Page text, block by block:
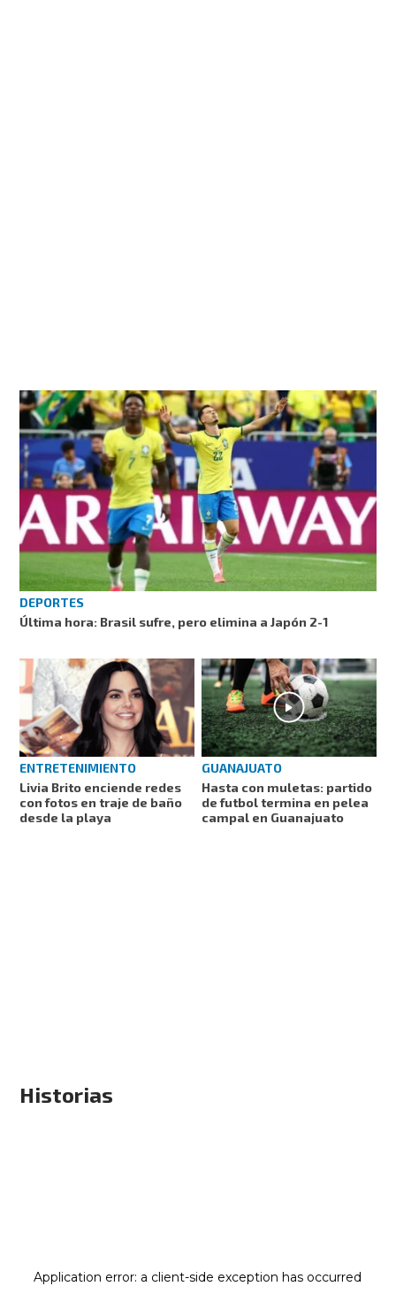
DEPORTES
Última hora: Brasil sufre, pero elimina a Japón 2-1
ENTRETENIMIENTO
Livia Brito enciende redes
con fotos en traje de baño
desde la playa
GUANAJUATO
Hasta con muletas: partido
de futbol termina en pelea
campal en Guanajuato
Historias